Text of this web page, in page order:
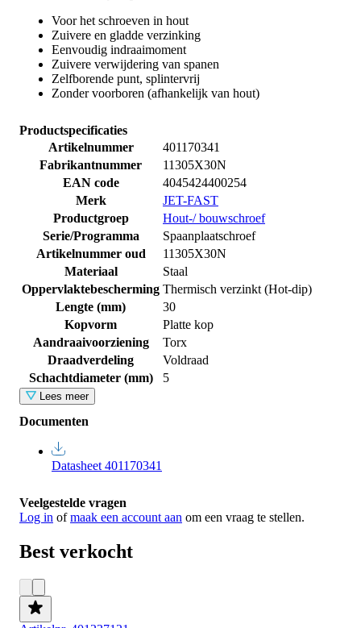
Voor het schroeven in hout
Zuivere en gladde verzinking
Eenvoudig indraaimoment
Zuivere verwijdering van spanen
Zelfborende punt, splintervrij
Zonder voorboren (afhankelijk van hout)
Productspecificaties
Artikelnummer
401170341
Fabrikantnummer
11305X30N
EAN code
4045424400254
Merk
JET-FAST
Productgroep
Hout-/ bouwschroef
Serie/Programma
Spaanplaatschroef
Artikelnummer oud
11305X30N
Materiaal
Staal
Oppervlaktebescherming Thermisch verzinkt (Hot-dip)
Lengte (mm)
30
Kopvorm
Platte kop
Aandraaivoorziening
Torx
Draadverdeling
Voldraad
Schachtdiameter (mm)
5
Lees meer
Documenten
Datasheet 401170341
Veelgestelde vragen
Log in ofmaak een account aan om een vraag te stellen.
Best verkocht